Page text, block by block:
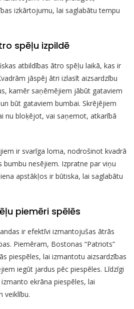
izkārtojumu, lai saglabātu tempu
spēļu izpildē
atbildības ātro spēļu laikā, kas ir
jāspēj ātri izlasīt aizsardzību
kamēr saņēmējiem jābūt gataviem
būt gataviem bumbai. Skrējējiem
nu bloķējot, vai saņemot, atkarībā
ir svarīga loma, nodrošinot kvadrā
bumbu nesējiem. Izpratne par viņu
apstākļos ir būtiska, lai saglabātu
piemēri spēlēs
ir efektīvi izmantojušas ātrās
Piemēram, Bostonas “Patriots”
piespēles, lai izmantotu aizsardzības
iegūt jardus pēc piespēles. Līdzīgi
izmanto ekrāna piespēles, lai
veiklību.